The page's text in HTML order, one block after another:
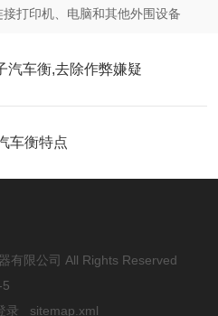
打印机、电脑和其他外围设备
汽车衡,去除作弊嫌疑
车衡特点
有限公司 All Rights Reserved
录 sitemap.xml